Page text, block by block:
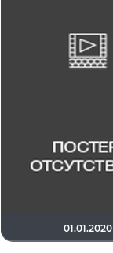
01.01.2020